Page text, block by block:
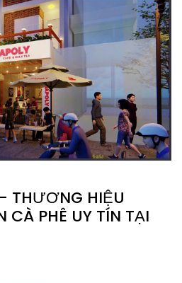
THƯƠNG HIỆU
CÀ PHÊ UY TÍN TẠI